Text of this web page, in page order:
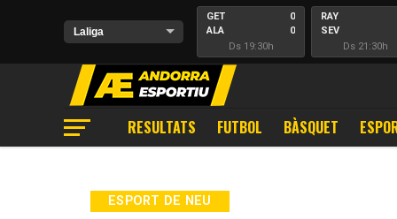
GET
ALA
0
0
Ds 19:30h
RAY
SEV
Ds 21:30h
RESULTATS FUTBOL BÀSQUET
ESPORT DE NEU